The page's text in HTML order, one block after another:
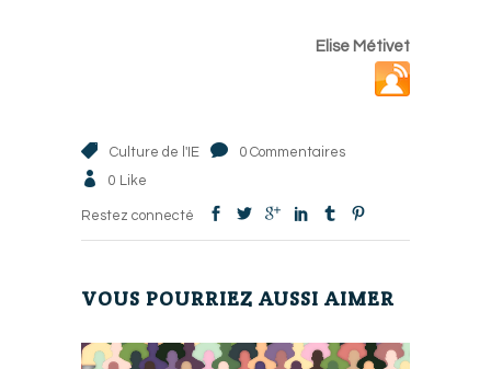
Elise Métivet
Culture de l'IE
0 Commentaires
0 Like
Restez connecté
VOUS POURRIEZ AUSSI AIMER